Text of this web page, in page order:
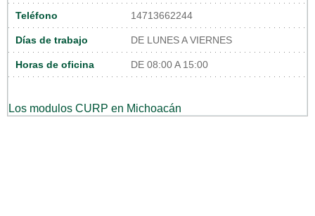
Teléfono 14713662244
Días de trabajo DE LUNES A VIERNES
Horas de oficina DE 08:00 A 15:00
Los modulos CURP en Michoacán